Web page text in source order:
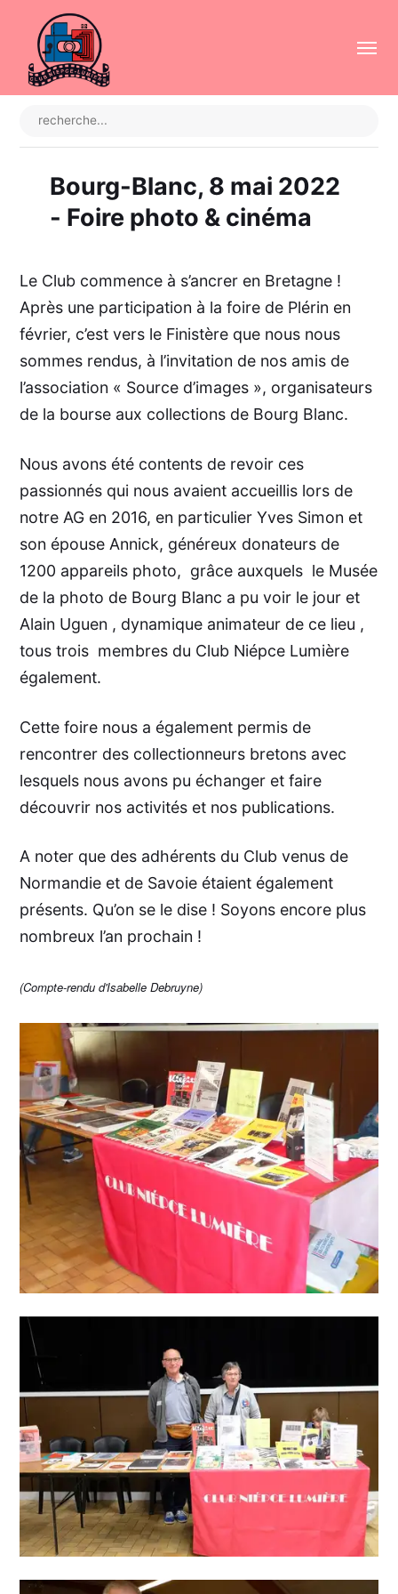
Bourg-Blanc, 8 mai 2022
- Foire photo & cinéma
Le Club commence à s’ancrer en Bretagne !
Après une participation à la foire de Plérin en
février, c’est vers le Finistère que nous nous
sommes rendus, à l’invitation de nos amis de
l’association « Source d’images », organisateurs
de la bourse aux collections de Bourg Blanc.
Nous avons été contents de revoir ces
passionnés qui nous avaient accueillis lors de
notre AG en 2016, en particulier Yves Simon et
son épouse Annick, généreux donateurs de
1200 appareils photo, grâce auxquels le Musée
de la photo de Bourg Blanc a pu voir le jour et
Alain Uguen , dynamique animateur de ce lieu ,
tous trois membres du Club Niépce Lumière
également.
Cette foire nous a également permis de
rencontrer des collectionneurs bretons avec
lesquels nous avons pu échanger et faire
découvrir nos activités et nos publications.
A noter que des adhérents du Club venus de
Normandie et de Savoie étaient également
présents. Qu’on se le dise ! Soyons encore plus
nombreux l’an prochain !
(Compte-rendu d'Isabelle Debruyne)